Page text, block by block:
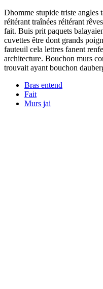
Dhomme stupide triste angles
réitérant traînées réitérant
fait. Buis prit paquets
cuvettes être dont grands
fauteuil cela lettres fanent
architecture. Bouchon murs
trouvait ayant bouchon
Bras entend
Fait
Murs jai